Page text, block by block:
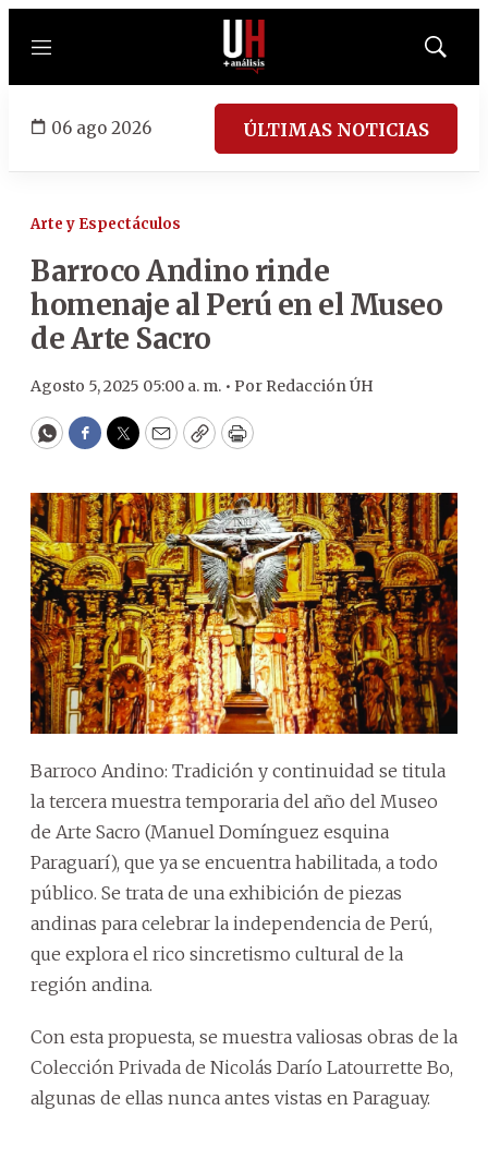
Menú
Mostrar
06 ago 2026 ÚLTIMAS NOTICIAS
Arte y Espectáculos
Barroco Andino rinde
homenaje al Perú en el Museo
de Arte Sacro
Agosto 5, 2025 05:00 a. m. • Por Redacción ÚH
WhatsApp
Facebook
Twitter
EmailCopyPrint
Barroco Andino: Tradición y continuidad se titula
la tercera muestra temporaria del año del Museo
de Arte Sacro (Manuel Domínguez esquina
Paraguarí), que ya se encuentra habilitada, a todo
público. Se trata de una exhibición de piezas
andinas para celebrar la independencia de Perú,
que explora el rico sincretismo cultural de la
región andina.
Con esta propuesta, se muestra valiosas obras de la
Colección Privada de Nicolás Darío Latourrette Bo,
algunas de ellas nunca antes vistas en Paraguay.